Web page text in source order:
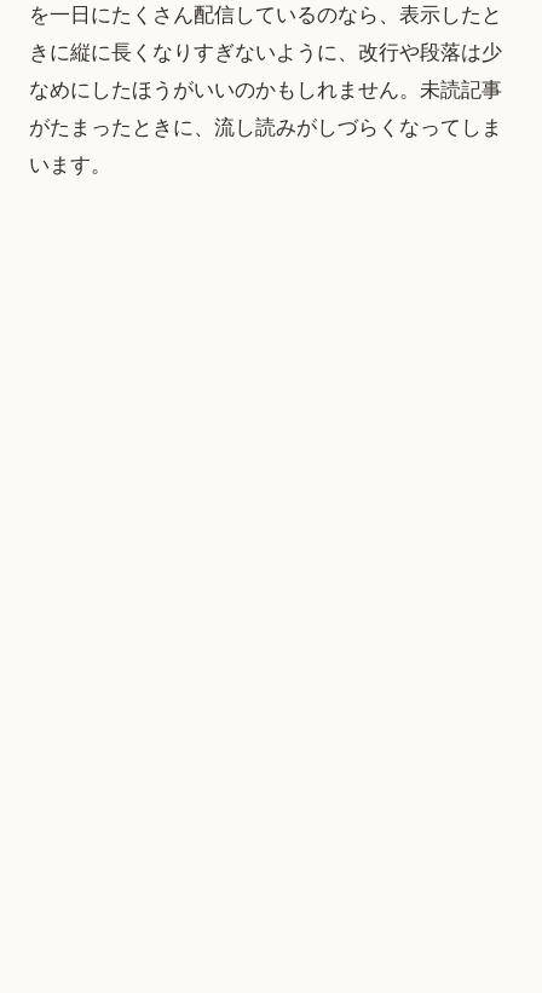
を一日にたくさん配信しているのなら、表示したと
きに縦に長くなりすぎないように、改行や段落は少
なめにしたほうがいいのかもしれません。未読記事
がたまったときに、流し読みがしづらくなってしま
います。